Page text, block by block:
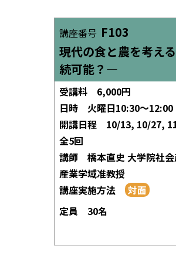
講座番号 F103
現代の食と農を考え
続可能？―
受講料
6,000円
日時
火曜日10:30～12:00
開講日程
10/13, 10/27,
全5回
講師
橋本直史 大学院社
産業学域准教授
講座実施方法
定員
30名